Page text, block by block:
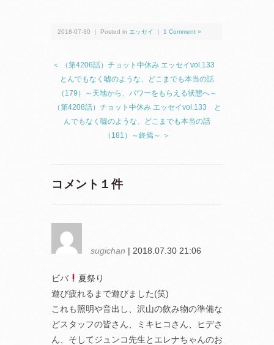
2018-07-30 ｜ Posted in エッセイ 1 Comment »
＜ （第4206話）チョット中休み エッセイvol.133
とんでもなく嘘のような、どこまでも本当の話
（179）～天地から、パワーをもらえる状態へ～
（第4208話）チョット中休み エッセイvol.133 と
んでもなく嘘のような、どこまでも本当の話
（181）～終焉～ ＞
コメント１件
sugichan | 2018.07.30 21:06
ビバ
夏祭り
遊び疲れるまで遊びました(笑)
これも照明や音出し、沢山の飲み物の準備な
どスタッフの皆さん、ミキヒコさん、ヒデさ
ん、そしてジュンコ先生とエレナちゃんのお